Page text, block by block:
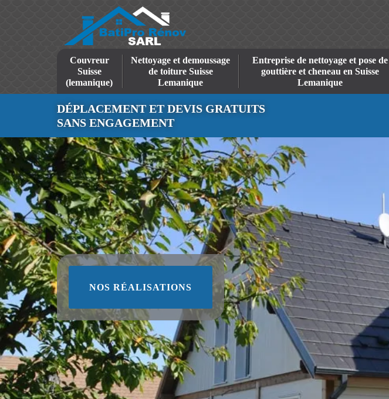
Couvreur
Suisse
(lemanique)
Nettoyage et demoussage
de toiture Suisse
Lemanique
Entreprise de nettoyage et pose de
gouttière et cheneau en Suisse
Lemanique
DÉPLACEMENT ET DEVIS GRATUITS
SANS ENGAGEMENT
NOS RÉALISATIONS